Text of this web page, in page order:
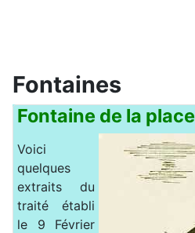
Fontaines
Fontaine de la place
Voici
quelques
extraits du
traité établi
le 9 Février